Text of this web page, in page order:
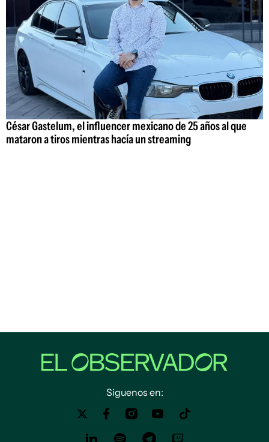
César Gastelum, el influencer mexicano de 25 años al que
mataron a tiros mientras hacía un streaming
Siguenos en: